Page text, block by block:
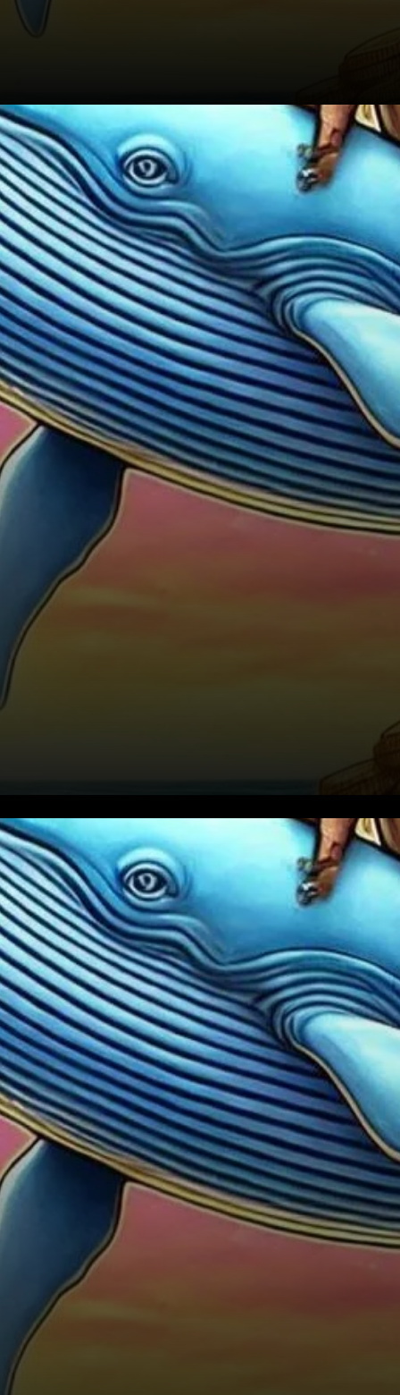
Les données de CryptoQuant
montrent que la croissance
des avoirs en Bitcoin parmi les
grands investisseurs a bondi à
la…